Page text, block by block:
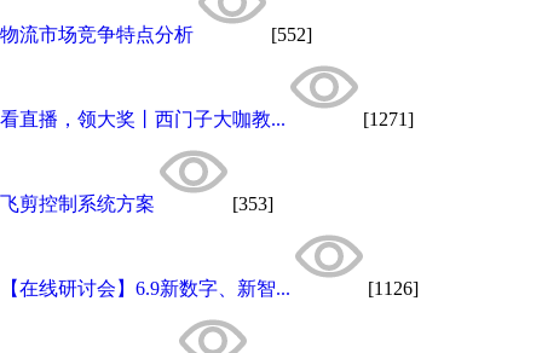
物流市场竞争特点分析 [552]
看直播，领大奖丨西门子大咖教... [1271]
飞剪控制系统方案 [353]
【在线研讨会】6.9新数字、新智... [1126]